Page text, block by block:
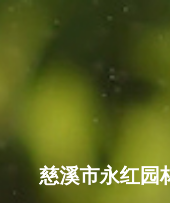
慈溪市永红园